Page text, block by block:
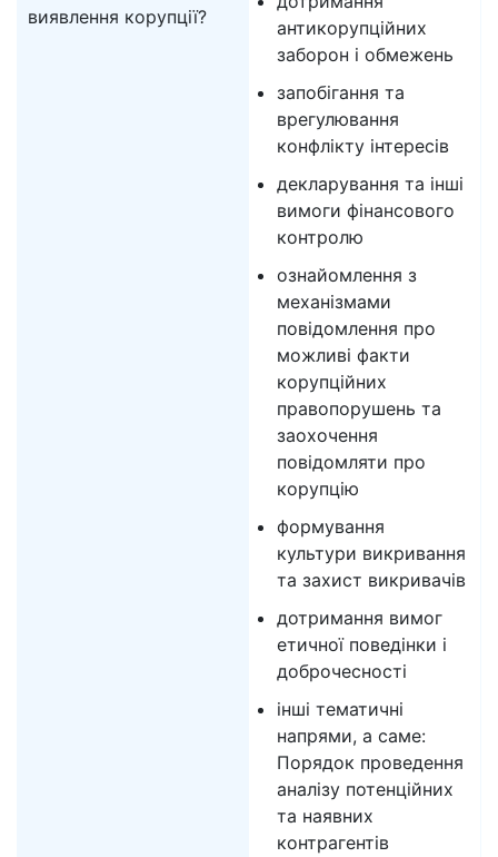
виявлення корупції?
антикорупційних
заборон і обмежень
запобігання та
врегулювання
конфлікту інтересів
декларування та інші
вимоги фінансового
контролю
ознайомлення з
механізмами
повідомлення про
можливі факти
корупційних
правопорушень та
заохочення
повідомляти про
корупцію
формування
культури викривання
та захист викривачів
дотримання вимог
етичної поведінки і
доброчесності
інші тематичні
напрями, а саме:
Порядок проведення
аналізу потенційних
та наявних
контрагентів